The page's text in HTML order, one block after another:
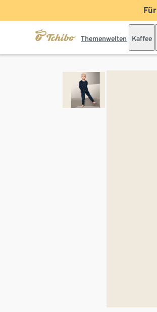
Themenwelten Kaffee